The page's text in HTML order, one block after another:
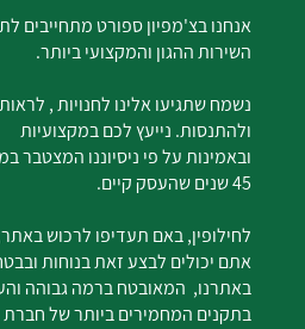
אנחנו בצ'מפיון ספורט מתחייבים
השירות ההגון והמקצועי ביותר.
נשמח שתגיעו אלינו לחנויות , לראות
ולהתנסות. נייעץ לכם במקצועיות
ובאמינות על פי ניסיוננו המצטבר
45 שנים שהעסק קיים.
לחילופין, באם תעדיפו לרכוש
אתם יכולים לבצע זאת בנוחות
באתרנו, המאובטח ברמה גבוהה
בתקנים המחמירים ביותר של חברת